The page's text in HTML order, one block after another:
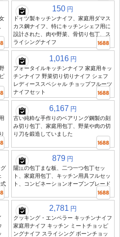
150 円
ドイツ製キッチンナイフ、家庭用ダマス
カス鋼ナイフ、特にキッチンシェフ用に
設計された、肉や野菜、骨切り包丁、ス
ライシングナイフ
1,016 円
フォータイルキッチンナイフ 家庭用キッ
チンナイフ 野菜切り切りナイフ シェフ
レディーススペシャル チョップフルーツ
ナイフセット
6,167 円
古い純粋な手作りのベアリング鋼製の刻
み切り包丁、家庭用包丁、野菜や肉の切
り刀を鍛造していました
879 円
陽江の包丁まな板、二つ一つ包丁セッ
ト、家庭用包丁、キッチン用具フルセッ
ト、コンビネーションオープンブレード
2,781 円
クッキング・エンペラー キッチンナイフ
家庭用ナイフ キッチン ミートチョッピ
ングナイフ スライシング ボーンチョッ